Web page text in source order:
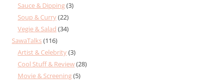
Sauce & Dipping(3)
Soup & Curry(22)
Vegie & Salad (34)
SawaTalks(116)
Artist & Celebrity(3)
Cool Stuff & Review(28)
Movie & Screening(5)